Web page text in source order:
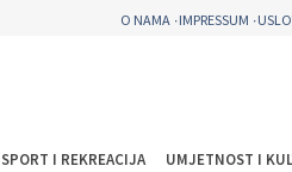
O NAMA IMPRESSUM
SPORT I REKREACIJA UMJETNOST I